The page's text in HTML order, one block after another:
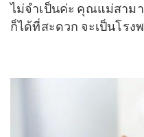
ไม่จำเป็นค่ะ คุณแม่สาม
ก็ได้ที่สะดวก จะเป็นโรง